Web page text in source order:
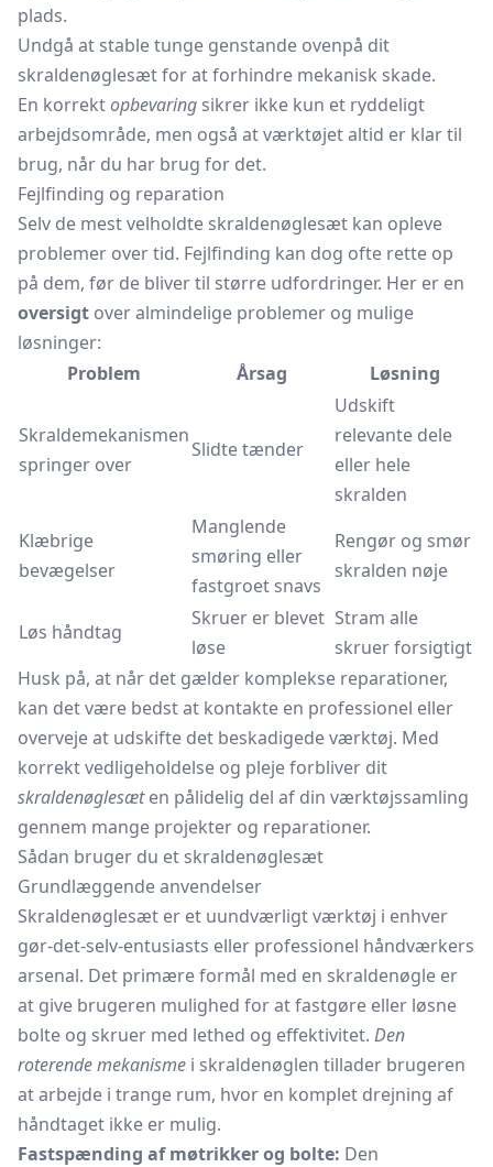
plads.
Undgå at stable tunge genstande ovenpå dit
skraldenøglesæt for at forhindre mekanisk skade.
En korrektopbevaring sikrer ikke kun et ryddeligt
arbejdsområde, men også at værktøjet altid er klar til
brug, når du har brug for det.
Fejlfinding og reparation
Selv de mest velholdte skraldenøglesæt kan opleve
problemer over tid. Fejlfinding kan dog ofte rette op
på dem, før de bliver til større udfordringer. Her er en
oversigt over almindelige problemer og mulige
løsninger:
Problem
Årsag Løsning
Skraldemekanismen
springer over
Slidte tænder
Udskift
relevante dele
eller hele
skralden
Klæbrige
bevægelser
Manglende
smøring eller
fastgroet snavs
Rengør og smør
skralden nøje
Løs håndtag
Skruer er blevet
løse
Stram alle
skruer forsigtigt
Husk på, at når det gælder komplekse reparationer,
kan det være bedst at kontakte en professionel eller
overveje at udskifte det beskadigede værktøj. Med
korrekt vedligeholdelse og pleje forbliver dit
skraldenøglesæten pålidelig del af din værktøjssamling
gennem mange projekter og reparationer.
Sådan bruger du et skraldenøglesæt
Grundlæggende anvendelser
Skraldenøglesæt er et uundværligt værktøj i enhver
gør-det-selv-entusiasts eller professionel håndværkers
arsenal. Det primære formål med en skraldenøgle er
at give brugeren mulighed for at fastgøre eller løsne
bolte og skruer med lethed og effektivitet. Den
roterende mekanisme i skraldenøglen tillader brugeren
at arbejde i trange rum, hvor en komplet drejning af
håndtaget ikke er mulig.
Fastspænding af møtrikker og bolte: Den